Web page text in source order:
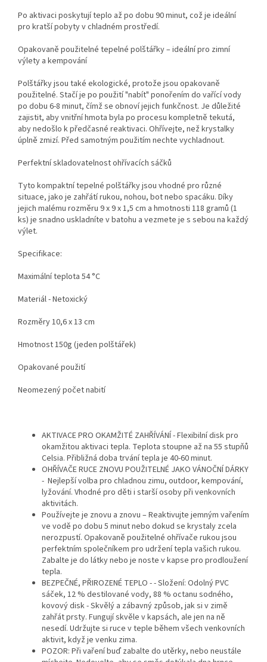
Po aktivaci poskytují teplo až po dobu 90 minut, což je ideální
pro kratší pobyty v chladném prostředí.
Opakovaně použitelné tepelné polštářky – ideální pro zimní
výlety a kempování
Polštářky jsou také ekologické, protože jsou opakovaně
použitelné. Stačí je po použití "nabít" ponořením do vařící vody
po dobu 6-8 minut, čímž se obnoví jejich funkčnost. Je důležité
zajistit, aby vnitřní hmota byla po procesu kompletně tekutá,
aby nedošlo k předčasné reaktivaci. Ohřívejte, než krystalky
úplně zmizí. Před samotným použitím nechte vychladnout.
Perfektní skladovatelnost ohřívacích sáčků
Tyto kompaktní tepelné polštářky jsou vhodné pro různé
situace, jako je zahřátí rukou, nohou, bot nebo spacáku. Díky
jejich malému rozměru 9 x 9 x 1,5 cm a hmotnosti 118 gramů (1
ks) je snadno uskladníte v batohu a vezmete je s sebou na každý
výlet.
Specifikace:
Maximální teplota 54 °C
Materiál - Netoxický
Rozměry 10,6 x 13 cm
Hmotnost 150g (jeden polštářek)
Opakované použití
Neomezený počet nabití
AKTIVACE PRO OKAMŽITÉ ZAHŘÍVÁNÍ - Flexibilní disk pro
okamžitou aktivaci tepla. Teplota stoupne až na 55 stupňů
Celsia. Přibližná doba trvání tepla je 40-60 minut.
OHŘÍVAČE RUCE ZNOVU POUŽITELNÉ JAKO VÁNOČNÍ DÁRKY
- Nejlepší volba pro chladnou zimu, outdoor, kempování,
lyžování. Vhodné pro děti i starší osoby při venkovních
aktivitách.
Používejte je znovu a znovu – Reaktivujte jemným vařením
ve vodě po dobu 5 minut nebo dokud se krystaly zcela
nerozpustí. Opakovaně použitelné ohřívače rukou jsou
perfektním společníkem pro udržení tepla vašich rukou.
Zabalte je do látky nebo je noste v kapse pro prodloužení
tepla.
BEZPEČNÉ, PŘIROZENÉ TEPLO - - Složení: Odolný PVC
sáček, 12 % destilované vody, 88 % octanu sodného, ​​
kovový disk - Skvělý a zábavný způsob, jak si v zimě
zahřát prsty. Fungují skvěle v kapsách, ale jen na ně
nesedí. Udržujte si ruce v teple během všech venkovních
aktivit, když je venku zima.
POZOR: Při vaření buď zabalte do utěrky, nebo neustále